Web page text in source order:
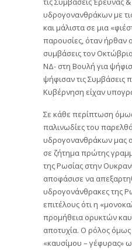
υδρογονανθράκων με
και μάλιστα σε μια
παρουσίες, όταν ήρθαν
συμβάσεις τον
ΝΔ- στη Βουλή για
ψήφισαν τις Συμβάσεις
Κυβέρνηση είχαν
Σε κάθε περίπτωση
παλινωδίες του
υδρογονανθράκων μας
σε ζήτημα πρώτης
της Ρωσίας στην
αποφάσισε να
υδρογονάνθρακες της
επιτέλους ότι η
προμήθεια ορυκτών
αποτυχία. Ο ρόλος
«καυσίμου – γέφυρας»